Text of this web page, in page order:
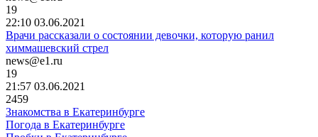
19
22:10 03.06.2021
Врачи рассказали о состоянии девочки, которую ранил
химмашевский стрел
news@e1.ru
19
21:57 03.06.2021
2459
Знакомства в Екатеринбурге
Погода в Екатеринбурге